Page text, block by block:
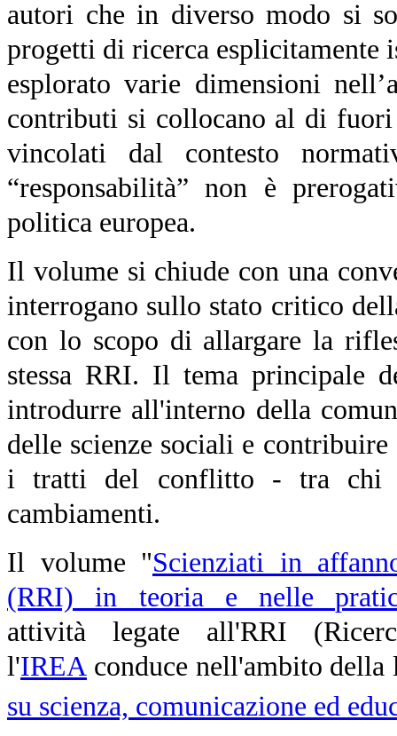
autori che in diverso modo si
progetti di ricerca esplicitamente
esplorato varie dimensioni
contributi si collocano al di fuori
vincolati dal contesto
“responsabilità” non è
politica europea.
Il volume si chiude con una
interrogano sullo stato critico
con lo scopo di allargare la
stessa RRI. Il tema principale
introdurre all'interno della
delle scienze sociali e
i tratti del conflitto - tra chi
cambiamenti.
Il volume "Scienziati in
(RRI) in teoria e nelle
attività legate all'RRI
l'IREA conduce nell'ambito
su scienza, comunicazione ed